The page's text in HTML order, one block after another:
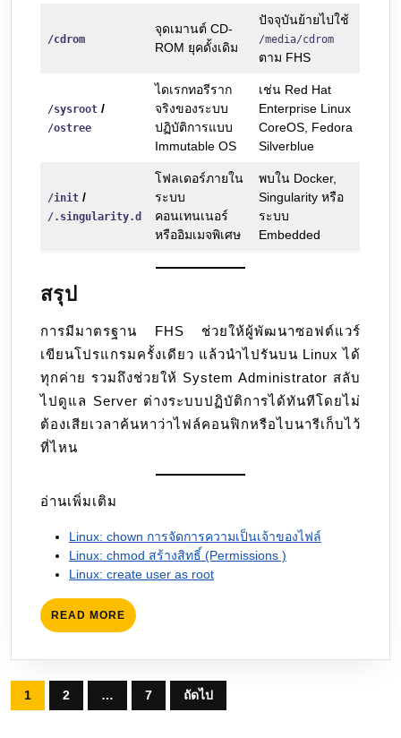
/cdrom
จุดเมานต์ CD-
ROM ยุคดั้งเดิม
ปัจจุบันย้ายไปใช้
/media/cdrom
ตาม FHS
/sysroot /
/ostree
ไดเรกทอรีราก
จริงของระบบ
ปฏิบัติการแบบ
Immutable OS
เช่น Red Hat
Enterprise Linux
CoreOS, Fedora
Silverblue
/init /
/.singularity.d
โฟลเดอร์ภายใน
ระบบ
คอนเทนเนอร์
หรืออิมเมจพิเศษ
พบใน Docker,
Singularity หรือ
ระบบ
Embedded
สรุป
การมีมาตรฐาน FHS ช่วยให้ผู้พัฒนาซอฟต์แวร์
เขียนโปรแกรมครั้งเดียว แล้วนำไปรันบน Linux ได้
ทุกค่าย รวมถึงช่วยให้ System Administrator สลับ
ไปดูแล Server ต่างระบบปฏิบัติการได้ทันทีโดยไม่
ต้องเสียเวลาค้นหาว่าไฟล์คอนฟิกหรือไบนารีเก็บไว้
ที่ไหน
อ่านเพิ่มเติม
Linux: chown การจัดการความเป็นเจ้าของไฟล์
Linux: chmod สร้างสิทธิ์ (Permissions )
Linux: create user as root
READ MORE READ
MORE
Posts
pagination
1 2 … 7 ถัดไป